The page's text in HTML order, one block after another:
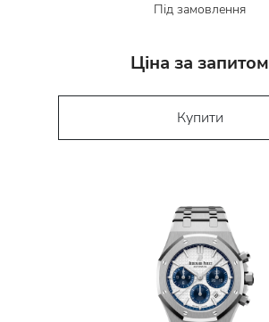
Під замовлення
Ціна за запитом
Купити